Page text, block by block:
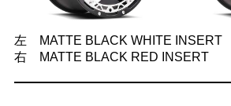
左 MATTE BLACK WHITE INSERT
右 MATTE BLACK RED INSERT